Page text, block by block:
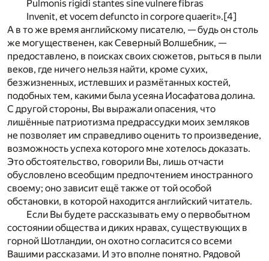
Pulmonis rigidi stantes sine vulnere fibras
Invenit, et vocem defuncto in corpore quaerit». [4]
А в то же время английскому писателю, — будь он столь
же могущественен, как Северный Волшебник, —
предоставлено, в поисках своих сюжетов, рыться в пыли
веков, где ничего нельзя найти, кроме сухих,
безжизненных, истлевших и размётанных костей,
подобных тем, какими была усеяна Иосафатова долина.
С другой стороны, Вы выражали опасения, что
лишённые патриотизма предрассудки моих земляков
не позволяет им справедливо оценить то произведение,
возможность успеха которого мне хотелось доказать.
Это обстоятельство, говорили Вы, лишь отчасти
обусловлено всеобщим предпочтением иностранного
своему; оно зависит ещё также от той особой
обстановки, в которой находится английский читатель.
Если Вы будете рассказывать ему о первобытном
состоянии общества и диких нравах, существующих в
горной Шотландии, он охотно согласится со всеми
Вашими рассказами. И это вполне понятно. Рядовой